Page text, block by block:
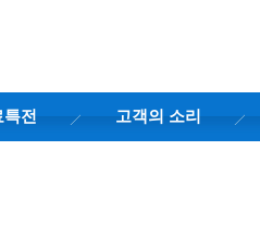
특전 고객의 소리